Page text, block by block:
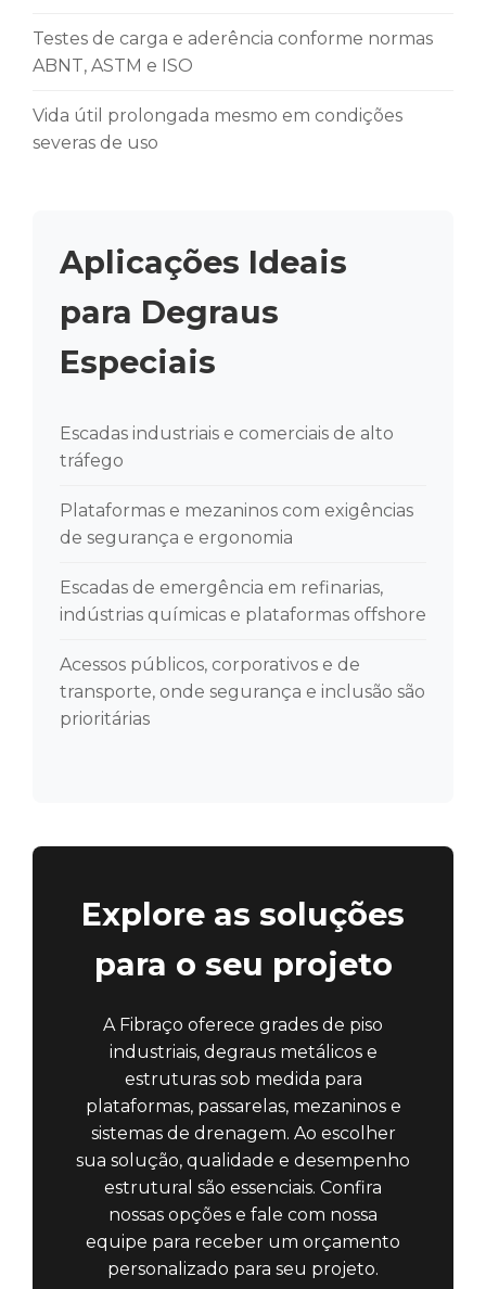
Testes de carga e aderência conforme normas
ABNT, ASTM e ISO
Vida útil prolongada mesmo em condições
severas de uso
Aplicações Ideais
para Degraus
Especiais
Escadas industriais e comerciais de alto
tráfego
Plataformas e mezaninos com exigências
de segurança e ergonomia
Escadas de emergência em refinarias,
indústrias químicas e plataformas offshore
Acessos públicos, corporativos e de
transporte, onde segurança e inclusão são
prioritárias
Explore as soluções
para o seu projeto
A Fibraço oferece grades de piso
industriais, degraus metálicos e
estruturas sob medida para
plataformas, passarelas, mezaninos e
sistemas de drenagem. Ao escolher
sua solução, qualidade e desempenho
estrutural são essenciais. Confira
nossas opções e fale com nossa
equipe para receber um orçamento
personalizado para seu projeto.